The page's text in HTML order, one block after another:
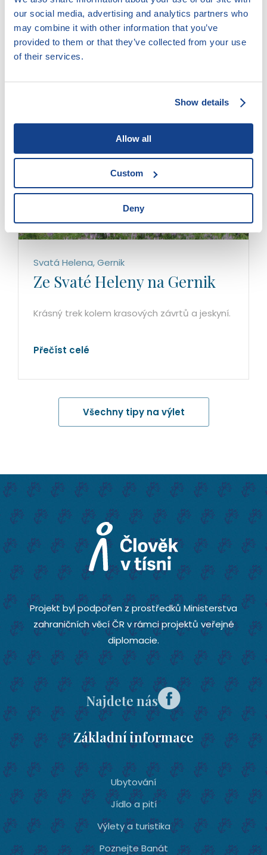
our social media, advertising and analytics partners who
may combine it with other information that you’ve
provided to them or that they’ve collected from your use
of their services.
Show details
Allow all
Custom
Deny
Výlet na Vildovu skálu nad Dunajem
Svatá Helena, Gernik
Ze Svaté Heleny na Gernik
Krásný trek kolem krasových závrtů a jeskyní.
Přečíst celé
Všechny tipy na výlet
Projekt byl podpořen z prostředků Ministerstva
zahraničních věcí ČR v rámci projektů veřejné
diplomacie.
Najdete nás
Základní informace
Ubytování­
Jídlo a pití
Výlety a turistika
Poznejte Banát